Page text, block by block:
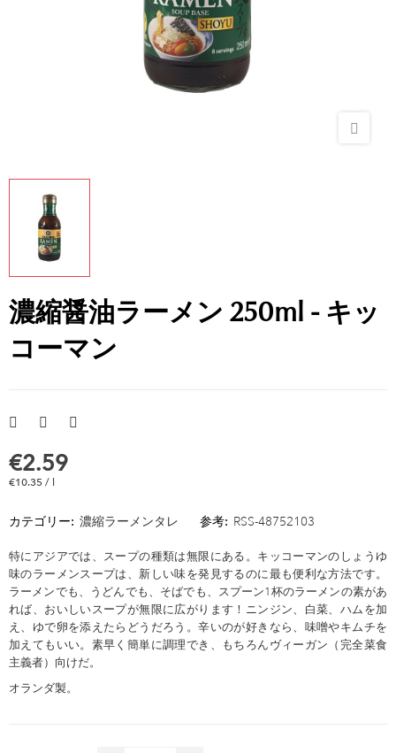
濃縮醤油ラーメン 250ml - キッ
コーマン
€2.59
€10.35 / l
カテゴリー: 濃縮ラーメンタレ 参考: RSS-48752103
特にアジアでは、スープの種類は無限にある。キッコーマンのしょうゆ
味のラーメンスープは、新しい味を発見するのに最も便利な方法です。
ラーメンでも、うどんでも、そばでも、スプーン1杯のラーメンの素があ
れば、おいしいスープが無限に広がります！ニンジン、白菜、ハムを加
え、ゆで卵を添えたらどうだろう。辛いのが好きなら、味噌やキムチを
加えてもいい。素早く簡単に調理でき、もちろんヴィーガン（完全菜食
主義者）向けだ。
オランダ製。